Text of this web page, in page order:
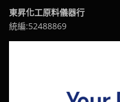
東昇化工原料儀器行
統編:52488869